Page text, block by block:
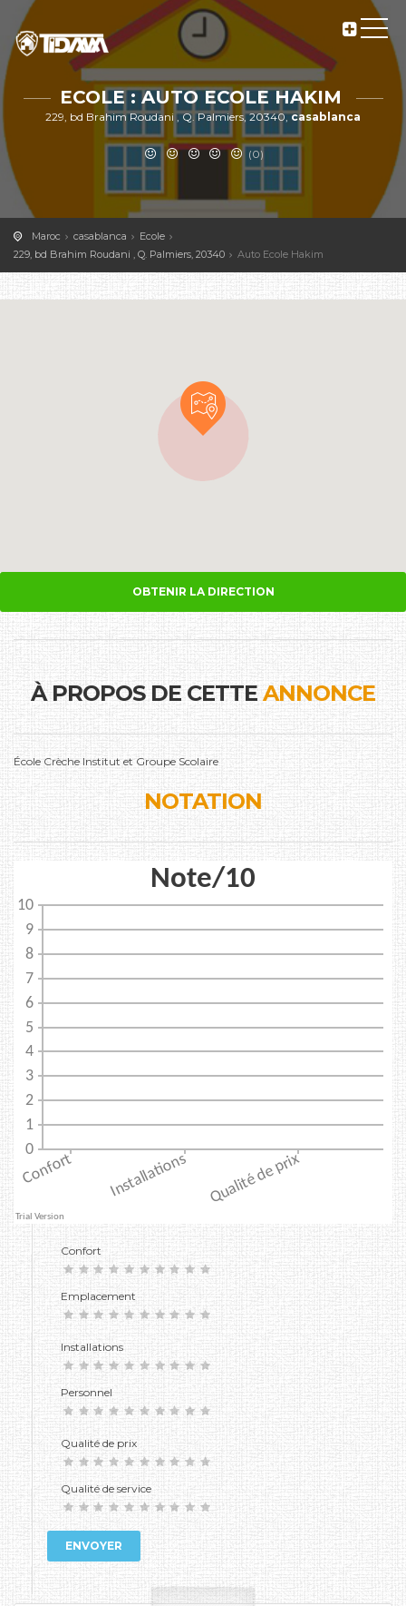
ECOLE : AUTO ECOLE HAKIM
229, bd Brahim Roudani , Q. Palmiers, 20340,casablanca
(0)
Maroc casablanca
Ecole
229, bd Brahim Roudani , Q. Palmiers, 20340
Auto Ecole Hakim
OBTENIR LA DIRECTION
À PROPOS DE CETTEANNONCE
École Crèche Institut et Groupe Scolaire
NOTATION
Confort
Emplacement
Installations
Personnel
Qualité de prix
Qualité de service
ENVOYER